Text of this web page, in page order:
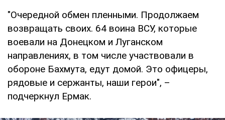
"Очередной обмен пленными. Продолжаем
возвращать своих. 64 воина ВСУ, которые
воевали на Донецком и Луганском
направлениях, в том числе участвовали в
обороне Бахмута, едут домой. Это офицеры,
рядовые и сержанты, наши герои", –
подчеркнул Ермак.